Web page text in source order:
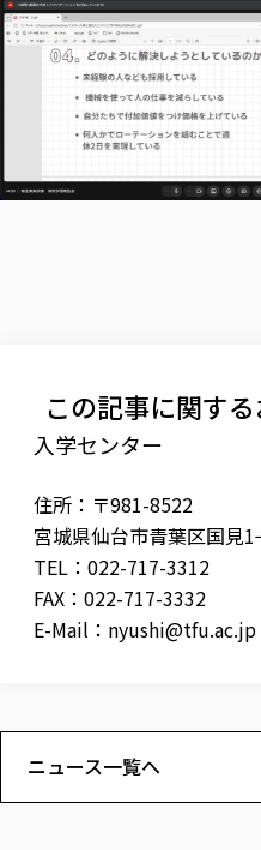
この記事に関す
入学センター
住所：〒981-8522
宮城県仙台市青葉区国見
TEL：022-717-3312
FAX：022-717-3332
E-Mail： nyushi@tfu.ac.jp
ニュース一覧へ